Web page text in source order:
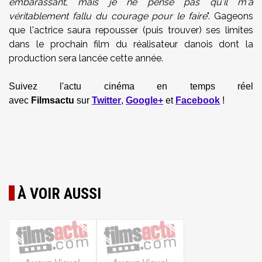
véritablement fallu du courage pour le faire". Gageons
que l'actrice saura repousser (puis trouver) ses limites
dans le prochain film du réalisateur danois dont la
production sera lancée cette année.
Suivez l'actu cinéma en temps réel
avec Filmsactu sur Twitter, Google+ et Facebook !
À VOIR AUSSI